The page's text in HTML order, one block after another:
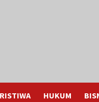
HUKUM